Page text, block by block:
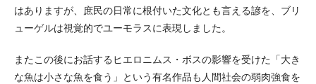
はありますが、庶民の日常に根付いた文化とも言える諺を、ブリ
ューゲルは視覚的でユーモラスに表現しました。
またこの後にお話するヒエロニムス・ボスの影響を受けた「大き
な魚は小さな魚を食う」という有名作品も人間社会の弱肉強食を